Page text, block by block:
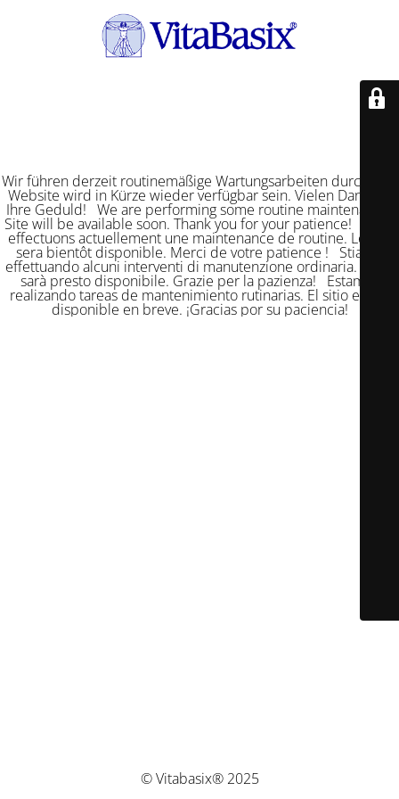
Wir führen derzeit routinemäßige Wartungsarbeiten durch. Die
Website wird in Kürze wieder verfügbar sein. Vielen Dank für
Ihre Geduld! We are performing some routine maintenance.
Site will be available soon. Thank you for your patience! Nous
effectuons actuellement une maintenance de routine. Le site
sera bientôt disponible. Merci de votre patience ! Stiamo
effettuando alcuni interventi di manutenzione ordinaria. Il sito
sarà presto disponibile. Grazie per la pazienza! Estamos
realizando tareas de mantenimiento rutinarias. El sitio estará
disponible en breve. ¡Gracias por su paciencia!
© Vitabasix® 2025